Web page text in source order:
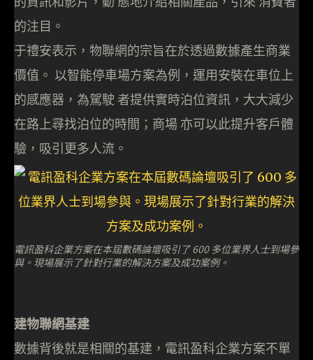
的注目。
于禮安表示，物聯網的宗旨在於透過數據產生商業
價值。 以智能停車場方案為例，運用安裝在車位上
的感應器，為駕駛 者提供實時泊位資訊，大大減少
在路上尋找泊位的時間；商場 亦可以此提升客戶體
驗，吸引更多人流。
電訊盈科企業方案在本屆數碼論壇吸引了 600 多位業界人士到場參
與。現場展示了針對行業的解決方案及成功案例。
建物聯網基建
數據背後就是相關的基建，電訊盈科企業方案不單